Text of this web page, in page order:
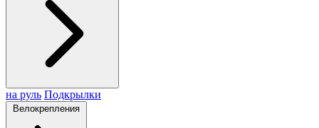
на руль Подкрылки
Велокрепления